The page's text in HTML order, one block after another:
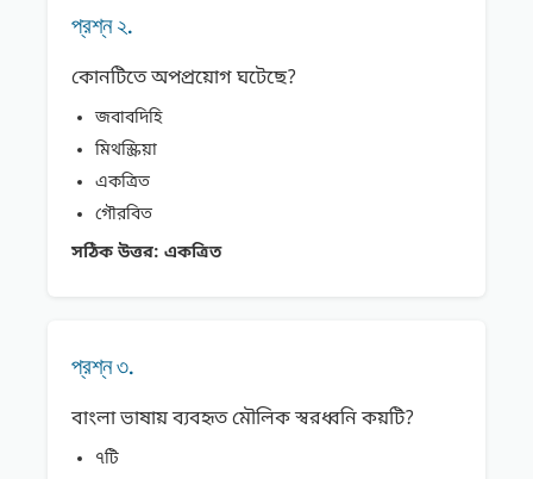
প্রশ্ন ২.
কোনটিতে অপপ্রয়োগ ঘটেছে?
জবাবদিহি
মিথস্ক্রিয়া
একত্রিত
গৌরবিত
সঠিক উত্তর: একত্রিত
প্রশ্ন ৩.
বাংলা ভাষায় ব্যবহৃত মৌলিক স্বরধ্বনি কয়টি?
৭টি